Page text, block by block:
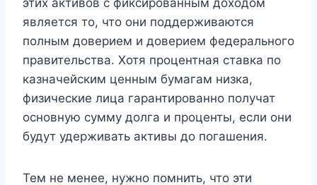
этих активов с фиксированным доходом
является то, что они поддерживаются
полным доверием и доверием федерального
правительства. Хотя процентная ставка по
казначейским ценным бумагам низка,
физические лица гарантированно получат
основную сумму долга и проценты, если они
будут удерживать активы до погашения.
Тем не менее, нужно помнить, что эти